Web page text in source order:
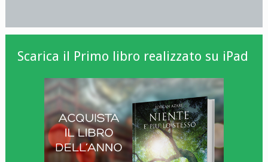
Scarica il Primo libro realizzato su iPad